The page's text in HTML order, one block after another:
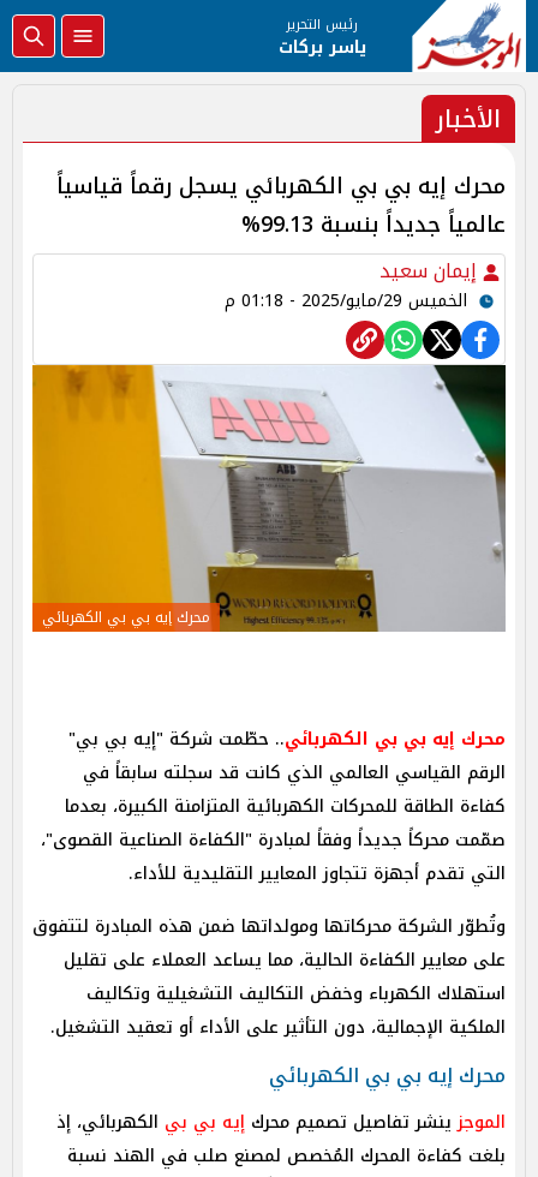
رئيس التحرير
ياسر بركات
الأخبار
محرك إيه بي بي الكهربائي يسجل رقماً قياسياً
عالمياً جديداً بنسبة 99.13%
إيمان سعيد
الخميس 29/مايو/2025 - 01:18 م
محرك إيه بي بي الكهربائي
محرك إيه بي بي الكهربائي.. حطّمت شركة "إيه بي بي"
الرقم القياسي العالمي الذي كانت قد سجلته سابقاً في
كفاءة الطاقة للمحركات الكهربائية المتزامنة الكبيرة، بعدما
صمّمت محركاً جديداً وفقاً لمبادرة "الكفاءة الصناعية القصوى"،
التي تقدم أجهزة تتجاوز المعايير التقليدية للأداء.
وتُطوّر الشركة محركاتها ومولداتها ضمن هذه المبادرة لتتفوق
على معايير الكفاءة الحالية، مما يساعد العملاء على تقليل
استهلاك الكهرباء وخفض التكاليف التشغيلية وتكاليف
الملكية الإجمالية، دون التأثير على الأداء أو تعقيد التشغيل.
محرك إيه بي بي الكهربائي
الموجزينشر تفاصيل تصميم محرك إيه بي بي الكهربائي، إذ
بلغت كفاءة المحرك المُخصص لمصنع صلب في الهند نسبة